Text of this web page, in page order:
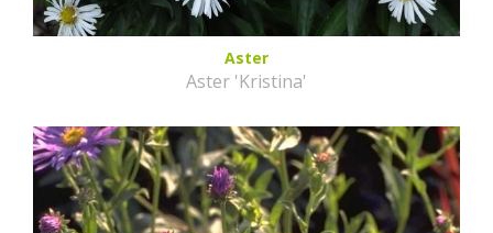
Aster
Aster 'Kristina'